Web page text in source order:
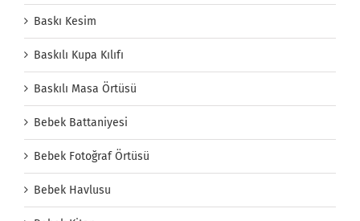
Baskı Kesim
Baskılı Kupa Kılıfı
Baskılı Masa Örtüsü
Bebek Battaniyesi
Bebek Fotoğraf Örtüsü
Bebek Havlusu